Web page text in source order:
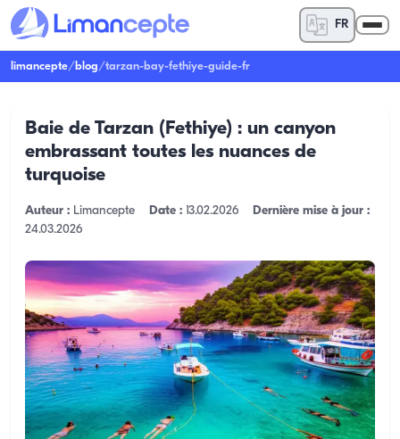
FR
limancepte/blog/tarzan-bay-fethiye-guide-fr
Baie de Tarzan (Fethiye) : un canyon
embrassant toutes les nuances de
turquoise
Auteur : Limancepte Date : 13.02.2026
Dernière mise à jour :
24.03.2026